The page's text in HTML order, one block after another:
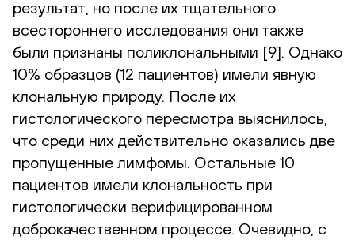
результат, но после их тщательного
всестороннего исследования они также
были признаны поликлональными [9]. Однако
10% образцов (12 пациентов) имели явную
клональную природу. После их
гистологического пересмотра выяснилось,
что среди них действительно оказались две
пропущенные лимфомы. Остальные 10
пациентов имели клональность при
гистологически верифицированном
доброкачественном процессе. Очевидно, с